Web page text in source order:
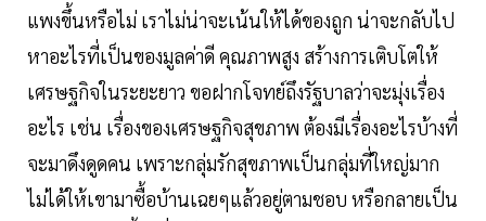
แพงขึ้นหรือไม่ เราไม่น่าจะเน้นให้ได้ของถูก น่าจะกลับไป
หาอะไรที่เป็นของมูลค่าดี คุณภาพสูง สร้างการเติบโตให้
เศรษฐกิจในระยะยาว ขอฝากโจทย์ถึงรัฐบาลว่าจะมุ่งเรื่อง
อะไร เช่น เรื่องของเศรษฐกิจสุขภาพ ต้องมีเรื่องอะไรบ้างที่
จะมาดึงดูดคน เพราะกลุ่มรักสุขภาพเป็นกลุ่มที่ใหญ่มาก
ไม่ได้ให้เขามาซื้อบ้านเฉยๆแล้วอยู่ตามชอบ หรือกลายเป็น